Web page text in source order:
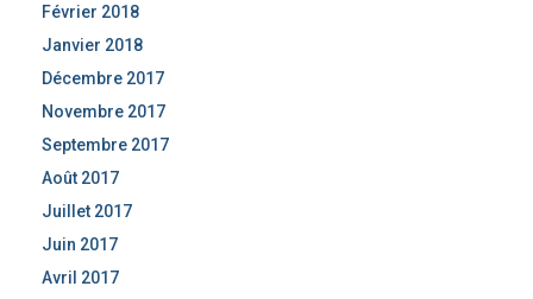
Février 2018
Janvier 2018
Décembre 2017
Novembre 2017
Septembre 2017
Août 2017
Juillet 2017
Juin 2017
Avril 2017